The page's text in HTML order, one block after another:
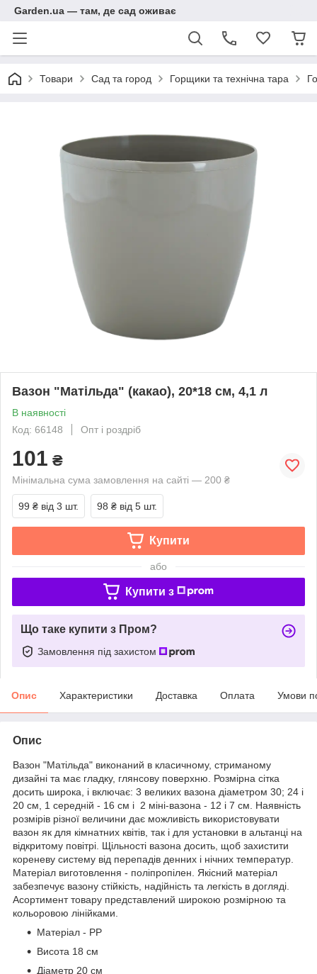
Garden.ua — там, де сад оживає
Товари Сад та город Горщики та технічна тара
Вазон "Матільда" (какао), 20*18 см, 4,1 л
В наявності
Код: 66148
Опт і роздріб
101 ₴
Мінімальна сума замовлення на сайті — 200 ₴
99 ₴ від 3 шт. 98 ₴ від 5 шт.
Купити
або
Купити з
Що таке купити з Пром?
Замовлення під захистом
Опис Характеристики Доставка Оплата Умови
Опис
Вазон "Матільда" виконаний в класичному, стриманому
дизайні та має гладку, глянсову поверхню. Розмірна сітка
досить широка, і включає: 3 великих вазона діаметром 30; 24 і
20 см, 1 середній - 16 см і 2 міні-вазона - 12 і 7 см. Наявність
розмірів різної величини дає можливість використовувати
вазон як для кімнатних квітів, так і для установки в альтанці на
відкритому повітрі. Щільності вазона досить, щоб захистити
кореневу систему від перепадів денних і нічних температур.
Матеріал виготовлення - поліпропілен. Якісний матеріал
забезпечує вазону стійкість, надійність та легкість в догляді.
Асортимент товару представлений широкою розмірною та
кольоровою лінійками.
Матеріал - PP
Висота 18 см
Діаметр 20 см